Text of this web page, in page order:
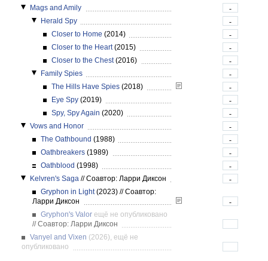
Mags and Amily
-
Herald Spy
-
Closer to Home (2014)
-
Closer to the Heart(2015)
-
Closer to the Chest(2016)
-
Family Spies
-
The Hills Have Spies (2018)
-
Eye Spy (2019)
-
Spy, Spy Again (2020)
-
Vows and Honor
-
The Oathbound (1988)
-
Oathbreakers (1989)
-
Oathblood (1998)
-
Kelvren's Saga //Соавтор: Ларри Диксон
-
Gryphon in Light(2023) //Соавтор:
Ларри Диксон
-
Gryphon's Valor ещё не опубликовано
//Соавтор: Ларри Диксон
Vanyel and Vixen (2026), ещё не
опубликовано